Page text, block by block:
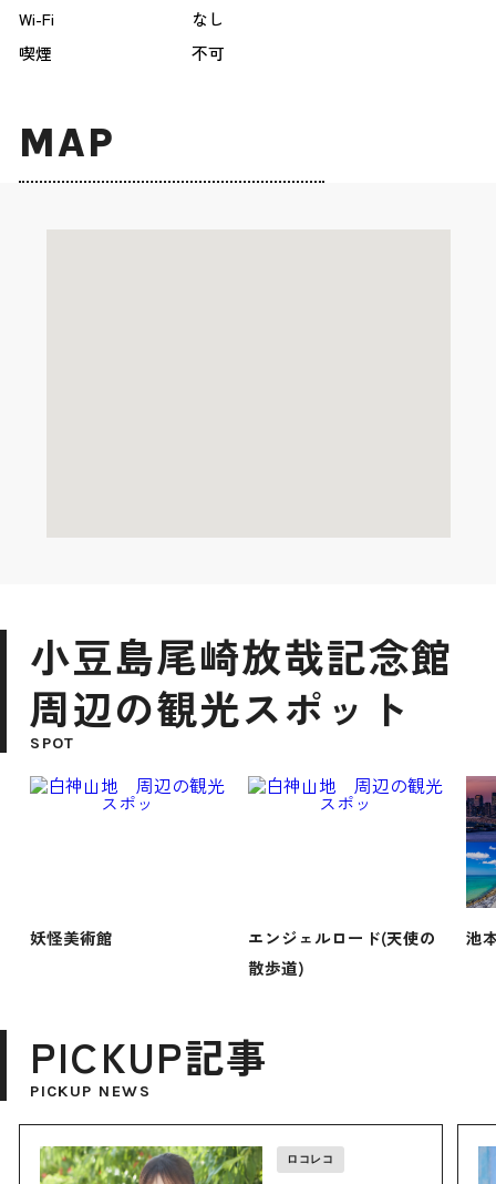
Wi-Fi
なし
喫煙
不可
MAP
小豆島尾崎放哉記念館
周辺の観光スポット
SPOT
妖怪美術館
エンジェルロード(天使の
散歩道)
池
PICKUP記事
PICKUP NEWS
ロコレコ